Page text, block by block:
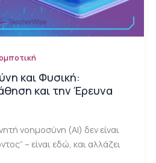
και Φυσική:
και την Έρευνα
νοημοσύνη (AI) δεν είναι
– είναι εδώ, και αλλάζει